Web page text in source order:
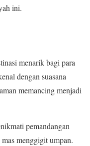
ini.
menarik bagi para
dengan suasana
memancing menjadi
pemandangan
menggigit umpan.